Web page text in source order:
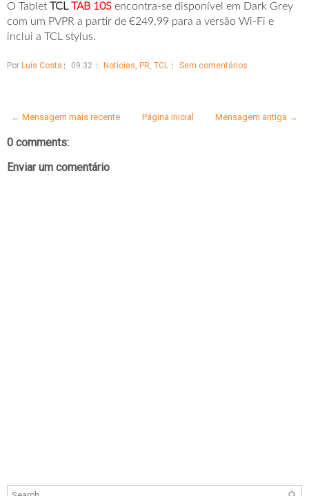
O Tablet TCLTAB 10S encontra-se disponível em Dark Grey
com um PVPR a partir de €249.99 para a versão Wi-Fi e
inclui a TCL stylus.
Por Luís Costa 09:32 Notícias, PR, TCL Sem comentários
← Mensagem mais recente Mensagem antiga →
Página inicial
0 comments:
Enviar um comentário